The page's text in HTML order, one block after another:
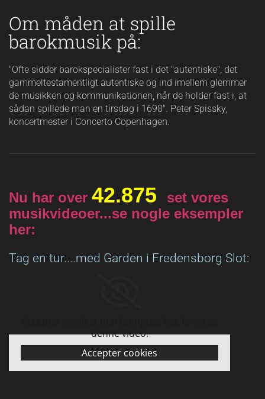
Om måden at spille
barokmusik på:
"Ofte sidder barokspecialister fast i det "autentiske", det
gammeltestamentligt autentiske og ind imellem glemmer
de musikken og kommunikationen, når de holder fast i, at
sådan spillede man en tirsdag i 1698". Peter Spissky,
koncertmester i Concerto Copenhagen.
Nu har over 42.875
set vores
musikvideoer...se nogle eksempler
her:
Tag en tur....med Garden i Fredensborg Slot:
denne video.
Accepter cookies